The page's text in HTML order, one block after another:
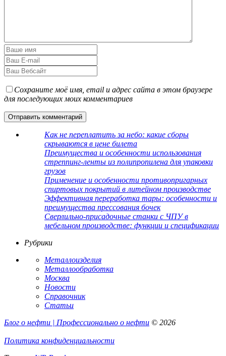
Сохраните моё имя, email и адрес сайта в этом браузере
для последующих моих комментариев
Как не переплатить за небо: какие сборы
скрываются в цене билета
Преимущества и особенности использования
стреппинг-ленты из полипропилена для упаковки
грузов
Применение и особенности противопригарных
спиртовых покрытий в литейном производстве
Эффективная переработка тары: особенности и
преимущества прессования бочек
Сверлильно-присадочные станки с ЧПУ в
мебельном производстве: функции и спецификации
Рубрики
Металлоизделия
Металлообработка
Москва
Новости
Справочник
Статьи
Блог о нефти | Профессионально о нефти © 2026
Политика конфиденциальности